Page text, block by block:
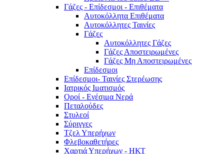
Γάζες - Επίδεσμοι - Επιθέματα
Αυτοκόλλητα Επιθέματα
Αυτοκόλλητες Ταινίες
Γάζες
Αυτοκόλλητες Γάζες
Γάζες Αποστειρωμένες
Γάζες Μη Αποστειρωμένες
Επίδεσμοι
Επίδεσμοι- Ταινίες Στερέωσης
Ιατρικός Ιματισμός
Οροί - Ενέσιμα Νερά
Πεταλούδες
Στυλεοί
Σύριγγες
Τζελ Υπερήχων
Φλεβοκαθετήρες
Χαρτιά Υπερήχων - ΗΚΤ